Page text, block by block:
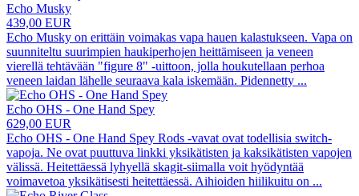
Echo Musky
439,00 EUR
Echo Musky on erittäin voimakas vapa hauen kalastukseen. Vapa on
suunniteltu suurimpien haukiperhojen heittämiseen ja veneen
vierellä tehtävään "figure 8" -uittoon, jolla houkutellaan perhoa
veneen laidan lähelle seuraava kala iskemään. Pidennetty ...
Echo OHS - One Hand Spey
629,00 EUR
Echo OHS - One Hand Spey Rods -vavat ovat todellisia switch-
vapoja. Ne ovat puuttuva linkki yksikätisten ja kaksikätisten vapojen
välissä. Heitettäessä lyhyellä skagit-siimalla voit hyödyntää
voimavetoa yksikätisesti heitettäessä. Aihioiden hiilikuitu on ...